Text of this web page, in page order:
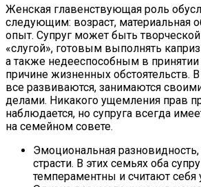
Женская главенствующая роль
следующим: возраст, материальная
опыт. Супруг может быть
«слугой», готовым выполнять
а также недееспособным в
причине жизненных обстоятельств.
все развиваются, занимаются
делами. Никакого ущемления прав
наблюдается, но супруга всегда
на семейном совете.
Эмоциональная
страсти. В этих семьях оба
темпераментны и считают